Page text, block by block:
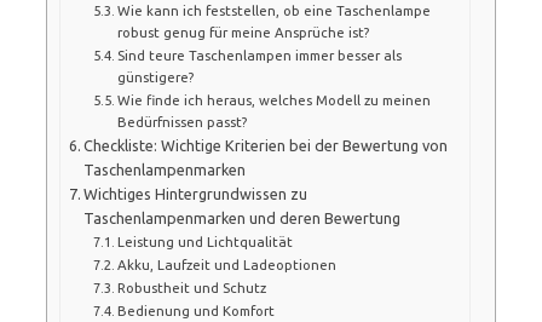
Wie kann ich feststellen, ob eine Taschenlampe
robust genug für meine Ansprüche ist?
Sind teure Taschenlampen immer besser als
günstigere?
Wie finde ich heraus, welches Modell zu meinen
Bedürfnissen passt?
Checkliste: Wichtige Kriterien bei der Bewertung von
Taschenlampenmarken
Wichtiges Hintergrundwissen zu
Taschenlampenmarken und deren Bewertung
Leistung und Lichtqualität
Akku, Laufzeit und Ladeoptionen
Robustheit und Schutz
Bedienung und Komfort